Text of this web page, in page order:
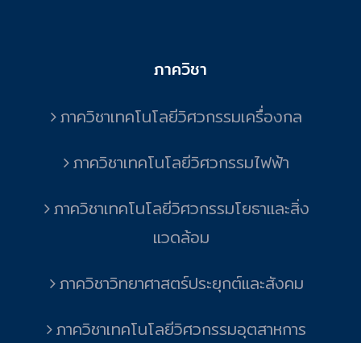
ภาควิชา
ภาควิชาเทคโนโลยีวิศวกรรมเครื่องกล
ภาควิชาเทคโนโลยีวิศวกรรมไฟฟ้า
ภาควิชาเทคโนโลยีวิศวกรรมโยธาและสิ่ง
แวดล้อม
ภาควิชาวิทยาศาสตร์ประยุกต์และสังคม
ภาควิชาเทคโนโลยีวิศวกรรมอุตสาหการ